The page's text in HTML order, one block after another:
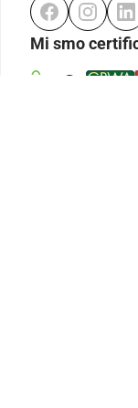
Mi smo